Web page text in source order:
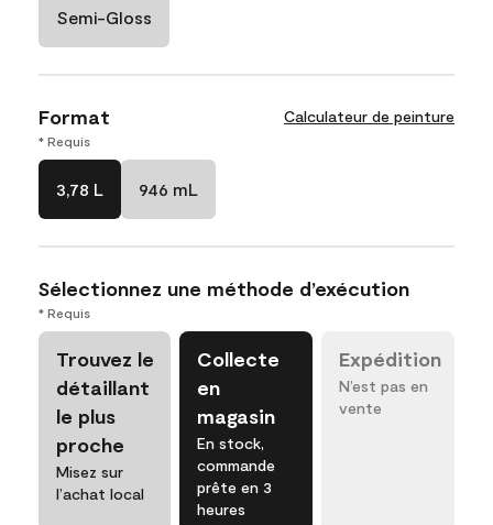
Semi-Gloss
Format Calculateur de peinture
* Requis
3,78 L 946 mL
Sélectionnez une méthode d’exécution
* Requis
Trouvez le
détaillant
le plus
proche
Misez sur
l’achat local
Collecte
en
magasin
En stock,
commande
prête en 3
heures
Expédition
N’est pas en
vente